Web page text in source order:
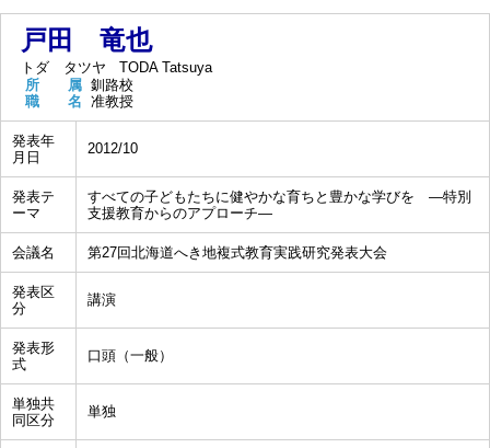
戸田 竜也
トダ タツヤ
TODA Tatsuya
所 属 釧路校
職 名 准教授
発表年
月日
2012/10
発表テ
ーマ
すべての子どもたちに健やかな育ちと豊かな学びを ―特別
支援教育からのアプローチ―
会議名 第27回北海道へき地複式教育実践研究発表大会
発表区
分
講演
発表形
式
口頭（一般）
単独共
同区分
単独